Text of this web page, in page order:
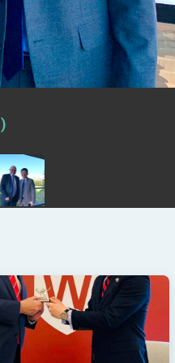
家命運